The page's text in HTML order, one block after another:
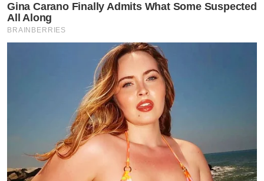
Gina Carano Finally Admits What Some Suspected
All Along
BRAINBERRIES